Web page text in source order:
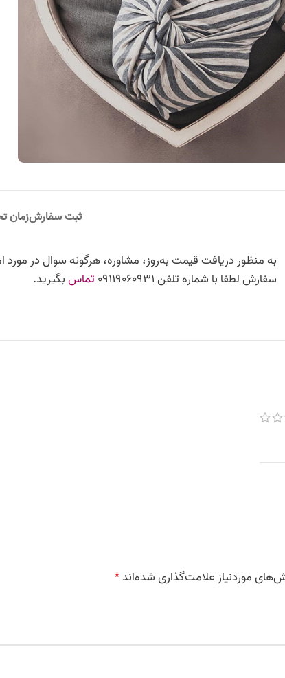
کلیک کنید
ثبت سفارشزمان
به منظور دریافت قیمت به‌روز، مشاوره، هرگونه سوال در مورد
سفارش لطفا با شماره تلفن 09119060931
تماسبگیرید.
موردنیاز علامت‌گذاری شده‌اند*